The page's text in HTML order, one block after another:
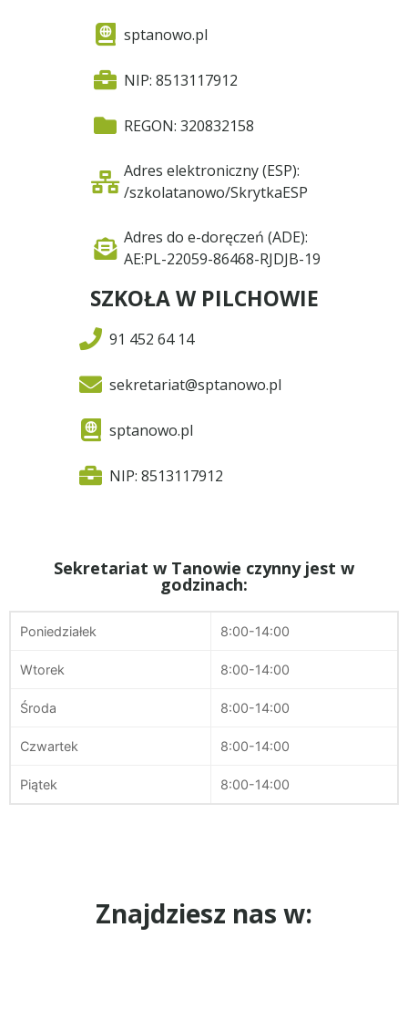
sptanowo.pl
NIP: 8513117912
REGON: 320832158
Adres elektroniczny (ESP):
/szkolatanowo/SkrytkaESP
Adres do e-doręczeń (ADE):
AE:PL-22059-86468-RJDJB-19
SZKOŁA W PILCHOWIE
91 452 64 14
sekretariat@sptanowo.pl
sptanowo.pl
NIP: 8513117912
Sekretariat w Tanowie czynny jest w
godzinach:
Poniedziałek 8:00-14:00
Wtorek 8:00-14:00
Środa 8:00-14:00
Czwartek 8:00-14:00
Piątek 8:00-14:00
Znajdziesz nas w: